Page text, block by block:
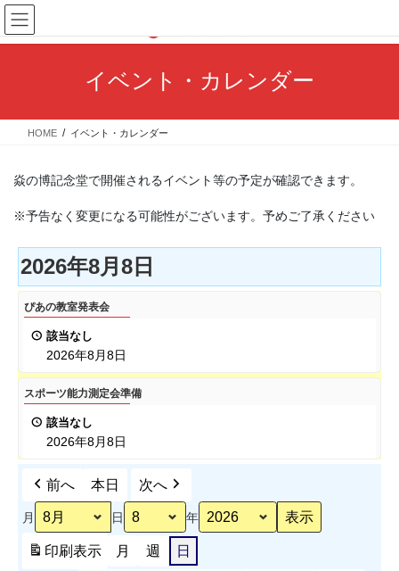
コ
ン
テ
ス
ナ
ビ
ゲ
ン
イベント・カレンダー
HOME イベント・カレンダー
焱の博記念堂で開催されるイベント等の予定が確認できます。
※予告なく変更になる可能性がございます。予めご了承ください
2026年8月8日
ぴ
あ
室
発
ぴあの教室発表会
該当なし
2026年8月8日
ス
ポ
定
スポーツ能力測定会準備
該当なし
2026年8月8日
前へ 本日 次へ
月 日 年
印刷表示 月 週 日